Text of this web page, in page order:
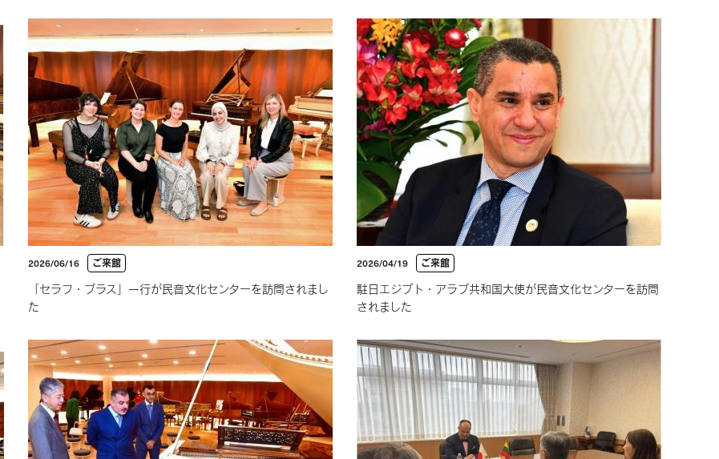
2026/06/16 ご来館
「セラフ・ブラス」一行が民音文化センターを訪問されまし
た
2026/04/19 ご来館
駐日エジプト・アラブ共和国大使が民音文化センターを訪問
されました